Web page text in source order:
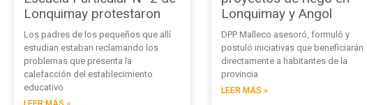
Lonquimay protestaron
Los padres de los pequeños que allí
estudian estaban reclamando los
problemas que presenta la
calefacción del establecimiento
educativo
Lonquimay y Angol
DPP Malleco asesoró, formuló y
postuló iniciativas que beneficiarán
directamente a habitantes de la
provincia
LEER MÁS »